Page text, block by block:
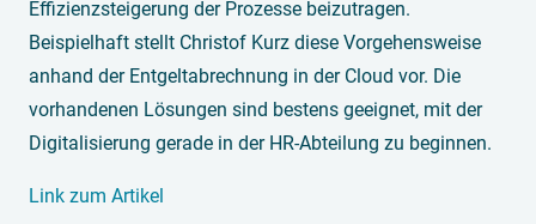
Effizienzsteigerung der Prozesse beizutragen.
Beispielhaft stellt Christof Kurz diese Vorgehensweise
anhand der Entgeltabrechnung in der Cloud vor. Die
vorhandenen Lösungen sind bestens geeignet, mit der
Digitalisierung gerade in der HR-Abteilung zu beginnen.
Link zum Artikel